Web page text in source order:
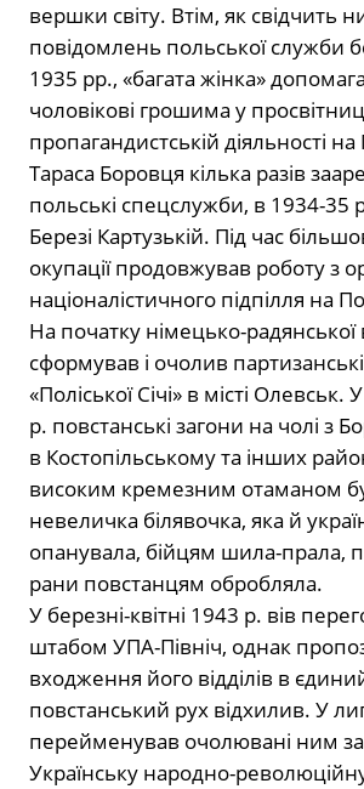
вершки світу. Втім, як свідчить
повідомлень польської служби
1935 рр., «багата жінка»
чоловікові грошима у
пропагандистській діяльності на
Тараса Боровця кілька разів
польські спецслужби, в 1934-35
Березі Картузькій. Під час
окупації продовжував роботу з
націоналістичного підпілля на
На початку німецько-радянської
сформував і очолив партизанські
«Поліської Січі» в місті
р. повстанські загони на чолі з
в Костопільському та інших
високим кремезним отаманом
невеличка білявочка, яка й
опанувала, бійцям шила-прала,
рани повстанцям обробляла.
У березні-квітні 1943 р. вів
штабом УПА-Північ, однак
входження його відділів в
повстанський рух відхилив. У
перейменував очолювані ним
Українську народно-